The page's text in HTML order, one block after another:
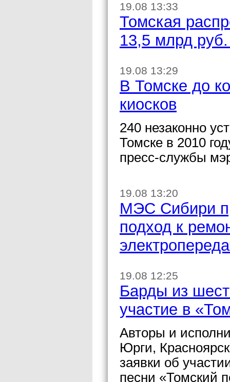
19.08 13:33
Томская
13,5 млрд
19.08 13:29
В Томске до
киосков
240 незаконно
Томске в 2010
пресс-службы
19.08 13:20
МЭС Сибири
подход к
19.08 12:25
Барды из
участие в
Авторы и
Юрги,
заявки об
песни «Томский